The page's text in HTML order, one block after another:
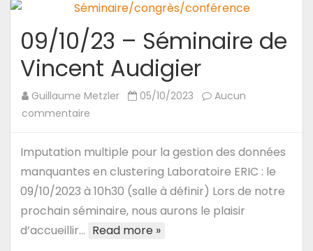
distributed
silos
through
#Polystore
system
09/10/23 – Séminaire de
Vincent Audigier
Guillaume Metzler 05/10/2023
Aucun
commentaire
–
Séminaire
Audigier
Imputation multiple pour la gestion des données
manquantes en clustering Laboratoire ERIC : le
09/10/2023 à 10h30 (salle à définir) Lors de notre
prochain séminaire, nous aurons le plaisir
d’accueillir… Read more »